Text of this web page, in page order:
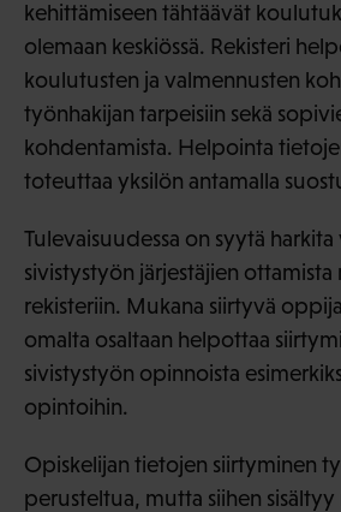
kehittämiseen tähtäävät
olemaan keskiössä. Rekisteri
koulutusten ja valmennusten
työnhakijan tarpeisiin sekä
kohdentamista. Helpointa
toteuttaa yksilön antamalla
Tulevaisuudessa on syytä harkita
sivistystyön järjestäjien ottamista
rekisteriin. Mukana siirtyvä
omalta osaltaan helpottaa
sivistystyön opinnoista
opintoihin.
Opiskelijan tietojen siirtyminen
perusteltua, mutta siihen sisältyy